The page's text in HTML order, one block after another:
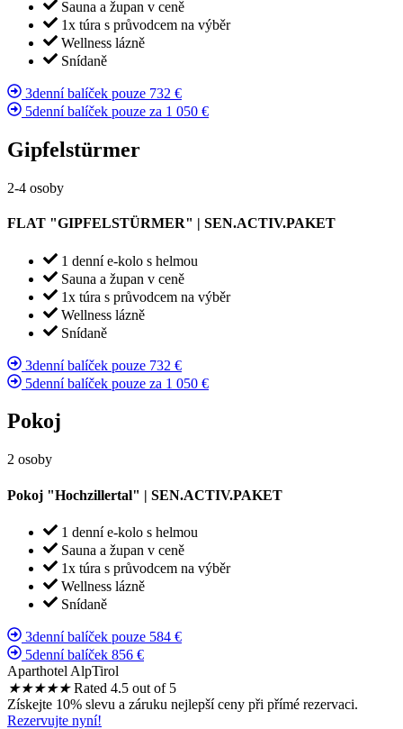
Sauna a župan v ceně
1x túra s průvodcem na výběr
Wellness lázně
Snídaně
3denní balíček pouze 732 €
5denní balíček pouze za 1 050 €
Gipfelstürmer
2-4 osoby
FLAT "GIPFELSTÜRMER" | SEN.ACTIV.PAKET
1 denní e-kolo s helmou
Sauna a župan v ceně
1x túra s průvodcem na výběr
Wellness lázně
Snídaně
3denní balíček pouze 732 €
5denní balíček pouze za 1 050 €
Pokoj
2 osoby
Pokoj "Hochzillertal" | SEN.ACTIV.PAKET
1 denní e-kolo s helmou
Sauna a župan v ceně
1x túra s průvodcem na výběr
Wellness lázně
Snídaně
3denní balíček pouze 584 €
5denní balíček 856 €
Aparthotel AlpTirol
★★★★★ Rated 4.5 out of 5
Získejte 10% slevu a záruku nejlepší ceny při přímé rezervaci.
Rezervujte nyní!